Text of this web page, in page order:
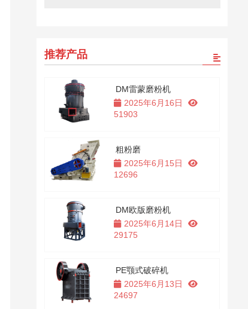
推荐产品
DM雷蒙磨粉机
2025年6月16日
51903
粗粉磨
2025年6月15日
12696
DM欧版磨粉机
2025年6月14日
29175
PE颚式破碎机
2025年6月13日
24697